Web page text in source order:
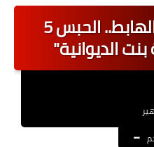
اخبار القطاع العام
اخبار القطاع الخاص
العقود والاجور اليومية
بتهمة المحتوى الهابط.. الحبس 5
الديوانية"